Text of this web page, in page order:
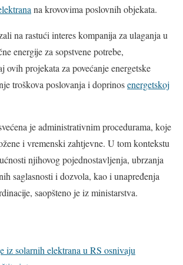
na krovovima poslovnih objekata.
na rastući interes kompanija za ulaganja u
energije za sopstvene potrebe,
ovih projekata za povećanje energetske
troškova poslovanja i doprinosenergetskoj
je administrativnim procedurama, koje
i vremenski zahtjevne. U tom kontekstu
njihovog pojednostavljenja, ubrzanja
saglasnosti i dozvola, kao i unapređenja
saopšteno je iz ministarstva.
iz solarnih elektrana u RS osnivaju